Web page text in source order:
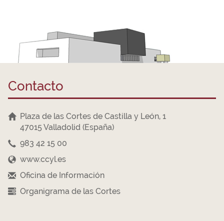
Contacto
Plaza de las Cortes de Castilla y León, 1
47015 Valladolid (España)
983 42 15 00
www.ccyl.es
Oficina de Información
Organigrama de las Cortes